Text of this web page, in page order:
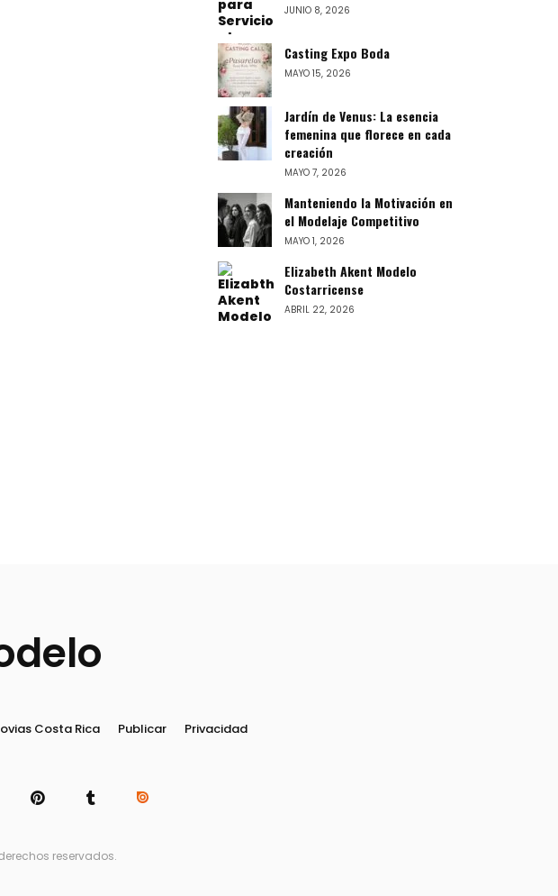
JUNIO 8, 2026
Casting Expo Boda
MAYO 15, 2026
Jardín de Venus: La esencia
femenina que florece en cada
creación
MAYO 7, 2026
Manteniendo la Motivación en
el Modelaje Competitivo
MAYO 1, 2026
Elizabeth Akent Modelo
Costarricense
ABRIL 22, 2026
Costa Rica Publicar Privacidad
reservados.